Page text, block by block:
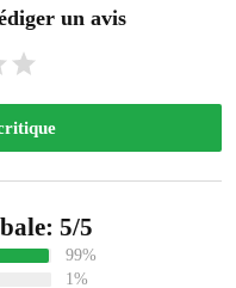
un avis
5/5
99%
1%